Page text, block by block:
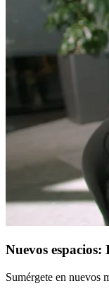
Nuevos
Sumérgete en nuevos